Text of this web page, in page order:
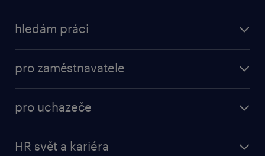
hledám práci
pro zaměstnavatele
pro uchazeče
HR svět a kariéra